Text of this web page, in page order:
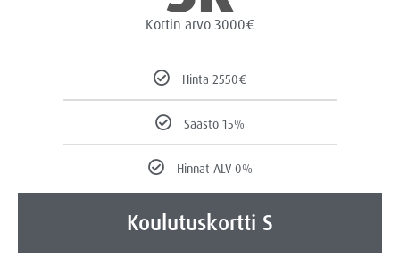
Kortin arvo 3000€
Hinta 2550€
Säästö 15%
Hinnat ALV 0%
Koulutuskortti S